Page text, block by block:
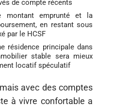
de compte récents
montant emprunté et la
en restant sous
par le HCSF
résidence principale dans
stable sera mieux
locatif spéculatif
avec des comptes
à vivre confortable a